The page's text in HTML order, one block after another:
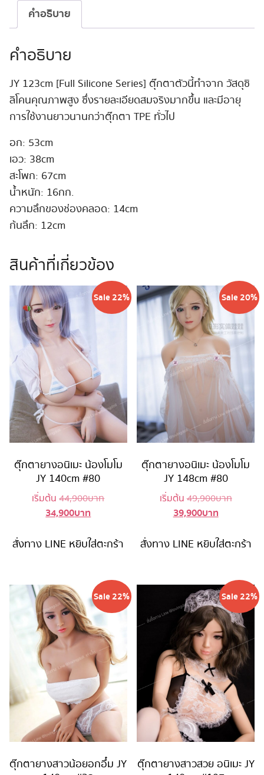
123cmคำอธิบาย
คำอธิบาย
JY 123cm [Full Silicone Series] ตุ๊กตาตัวนี้ทำจาก วัสดุซิ
ลิโคนคุณภาพสูง ซึ่งรายละเอียดสมจริงมากขึ้น และมีอายุ
การใช้งานยาวนานกว่าตุ๊กตา TPE ทั่วไป
อก: 53cm
เอว: 38cm
สะโพก: 67cm
น้ำหนัก: 16กก.
ความลึกของช่องคลอด: 14cm
ก้นลึก: 12cm
สินค้าที่เกี่ยวข้อง
Sale 22%
ตุ๊กตายางอนิเมะ น้องโมโม
JY 140cm #80
เริ่มต้น44,900บาทOriginal
44,900 บาท.
34,900บาท
is:
สั่งทาง LINE หยิบใส่ตะกร้า
Sale 20%
ตุ๊กตายางอนิเมะ น้องโมโม
JY 148cm #80
เริ่มต้น49,900บาทOriginal
49,900
39,900บาทCurrent
is:
สั่งทาง LINE หยิบใส่ตะกร้า
Sale 22%
ตุ๊กตายางสาวน้อยอกอึ๋ม JY
Sale 22%
ตุ๊กตายางสาวสวย อนิเมะ JY